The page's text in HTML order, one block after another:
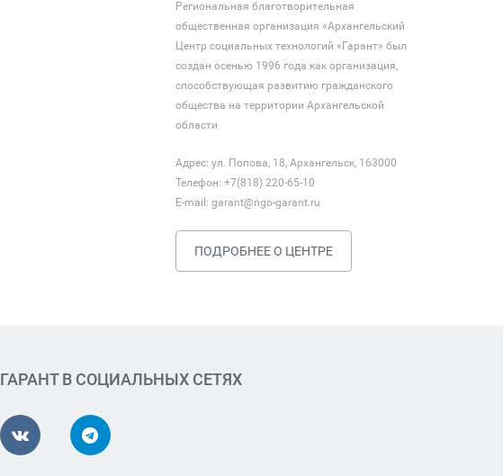
Региональная благотворительная
общественная организация «Архангельский
Центр социальных технологий «Гарант» был
создан осенью 1996 года как организация,
способствующая развитию гражданского
общества на территории Архангельской
области
Адрес: ул. Попова, 18, Архангельск, 163000
Телефон: +7(818) 220-65-10
E-mail: garant@ngo-garant.ru
ПОДРОБНЕЕ О ЦЕНТРЕ
ГАРАНТ В СОЦИАЛЬНЫХ СЕТЯХ